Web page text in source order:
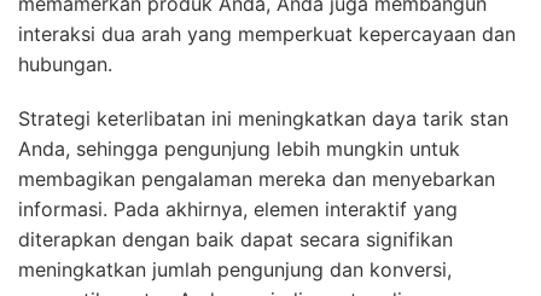
interaksi dua arah yang memperkuat kepercayaan dan
hubungan.
Strategi keterlibatan ini meningkatkan daya tarik stan
Anda, sehingga pengunjung lebih mungkin untuk
membagikan pengalaman mereka dan menyebarkan
informasi. Pada akhirnya, elemen interaktif yang
diterapkan dengan baik dapat secara signifikan
meningkatkan jumlah pengunjung dan konversi,